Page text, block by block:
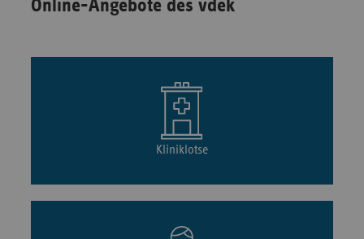
Online-Angebote des vdek
Kliniklotse